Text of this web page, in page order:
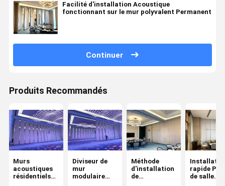
Facilité d'installation Acoustique
fonctionnant sur le mur polyvalent Permanent
Continuer
Produits Recommandés
Murs
acoustiques
résidentiels
Diviseur de
mur
modulaire
Méthode
d'installation
de
rapide
de salle